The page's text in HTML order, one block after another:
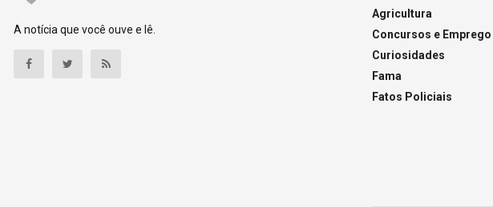
A notícia que você ouve e lê.
Agricultura
Concursos e Emprego
Curiosidades
Fama
Fatos Policiais